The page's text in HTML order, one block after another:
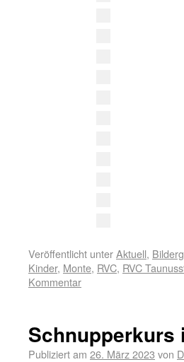
Veröffentlicht unterAktuell,
Kinder, Monte, RVC, RVC
Kommentar
Schnupperkurs
Publiziert am 26. März 2023 von